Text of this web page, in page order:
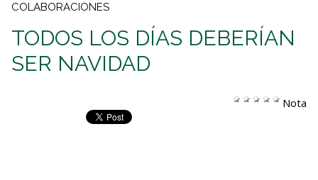
COLABORACIONES
TODOS LOS DÍAS DEBERÍAN
SER NAVIDAD
Nota